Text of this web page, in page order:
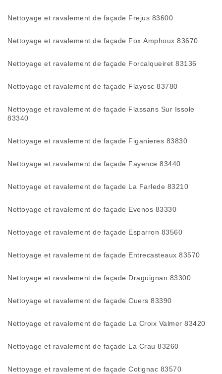
Nettoyage et ravalement de façade Frejus 83600
Nettoyage et ravalement de façade Fox Amphoux 83670
Nettoyage et ravalement de façade Forcalqueiret 83136
Nettoyage et ravalement de façade Flayosc 83780
Nettoyage et ravalement de façade Flassans Sur Issole
83340
Nettoyage et ravalement de façade Figanieres 83830
Nettoyage et ravalement de façade Fayence 83440
Nettoyage et ravalement de façade La Farlede 83210
Nettoyage et ravalement de façade Evenos 83330
Nettoyage et ravalement de façade Esparron 83560
Nettoyage et ravalement de façade Entrecasteaux 83570
Nettoyage et ravalement de façade Draguignan 83300
Nettoyage et ravalement de façade Cuers 83390
Nettoyage et ravalement de façade La Croix Valmer 83420
Nettoyage et ravalement de façade La Crau 83260
Nettoyage et ravalement de façade Cotignac 83570